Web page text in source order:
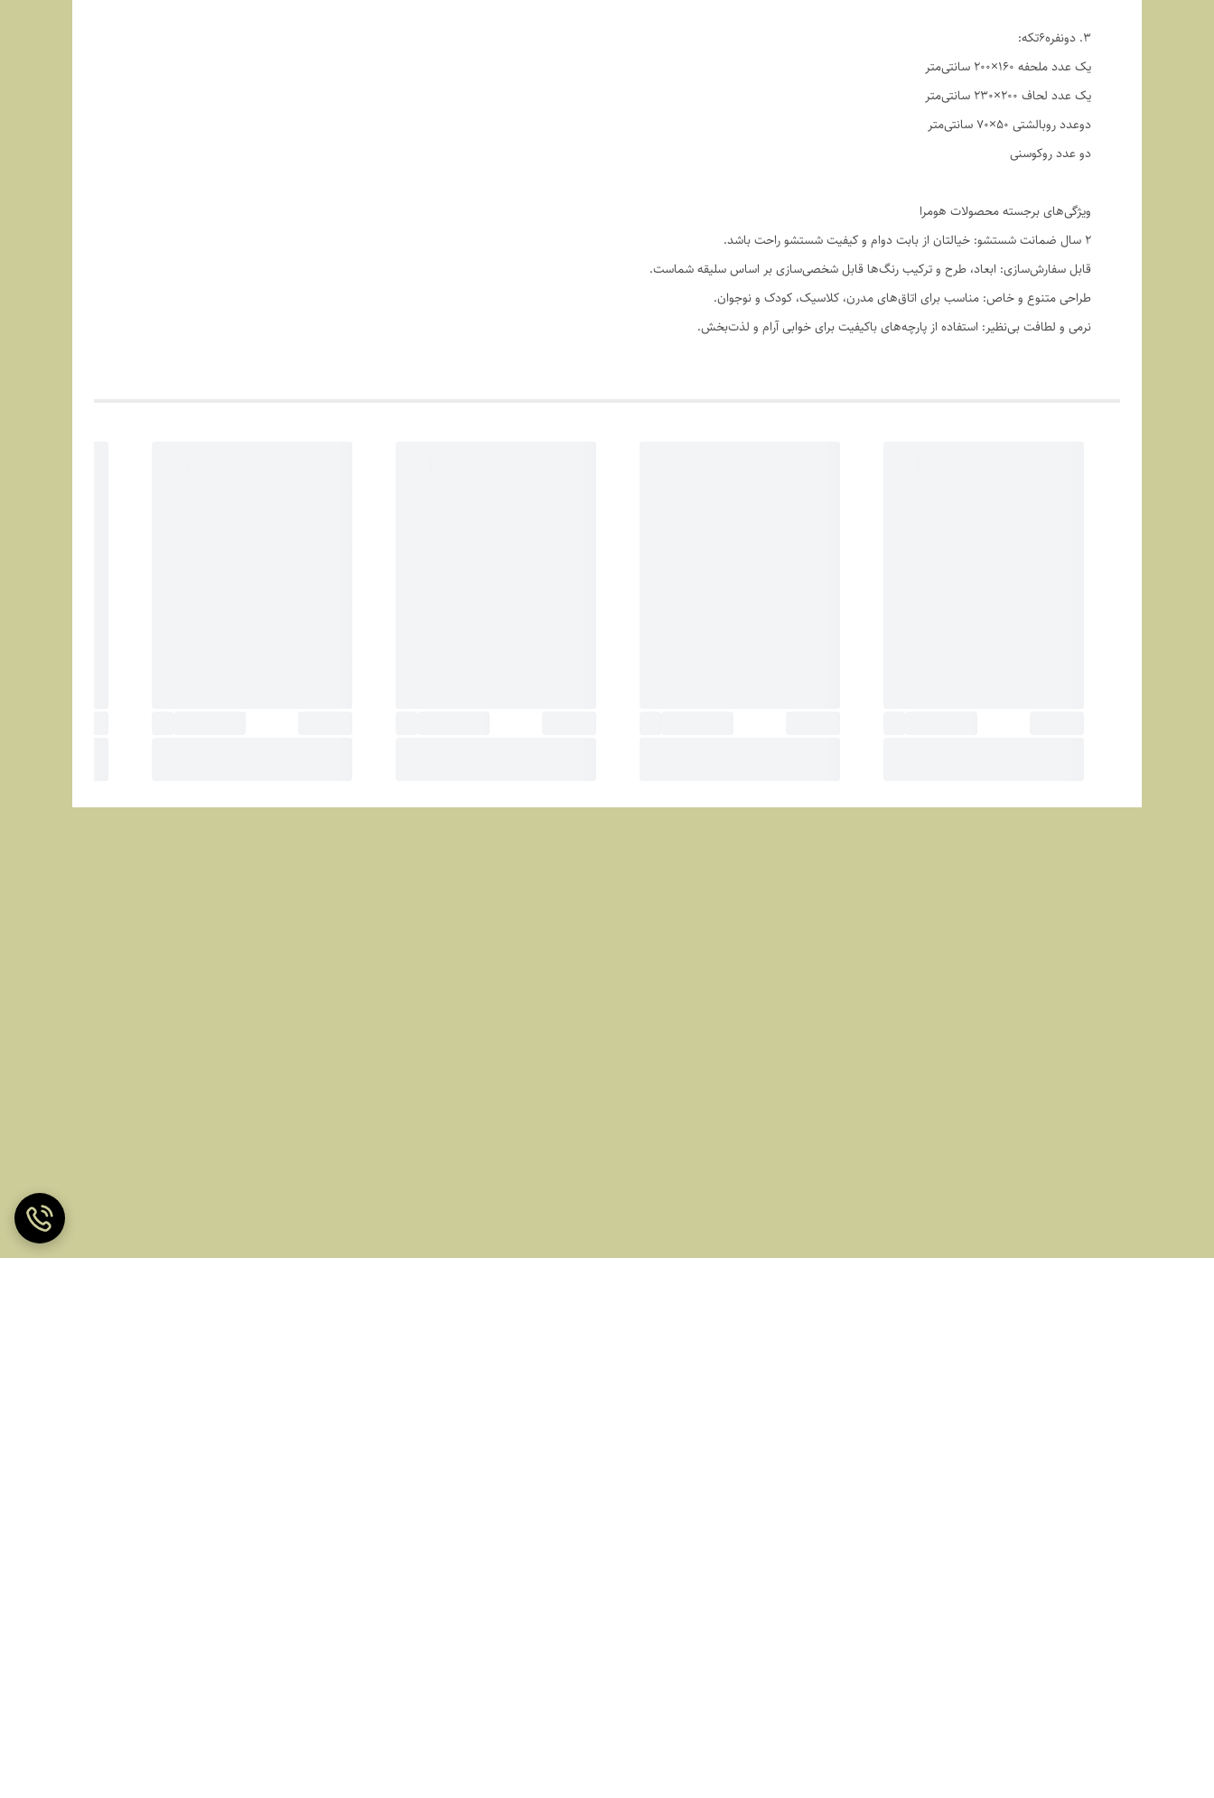
3. دو‌نفره6تکه:
یک عدد ملحفه ۱۶۰×۲۰۰ سانتی‌متر
یک عدد لحاف ۲۰۰×۲۳۰ سانتی‌متر
دوعدد روبالشتی ۵۰×۷۰ سانتی‌متر
دو عدد روکوسنی
ویژگی‌های برجسته محصولات هومرا
۲ سال ضمانت شستشو: خیالتان از بابت دوام و کیفیت شستشو راحت باشد.
قابل سفارش‌سازی: ابعاد، طرح و ترکیب رنگ‌ها قابل شخصی‌سازی بر اساس سلیقه شماست.
طراحی متنوع و خاص: مناسب برای اتاق‌های مدرن، کلاسیک، کودک و نوجوان.
نرمی و لطافت بی‌نظیر: استفاده از پارچه‌های باکیفیت برای خوابی آرام و لذت‌بخش.